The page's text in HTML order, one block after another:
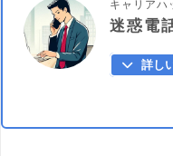
キャリアハ
迷惑電
詳し